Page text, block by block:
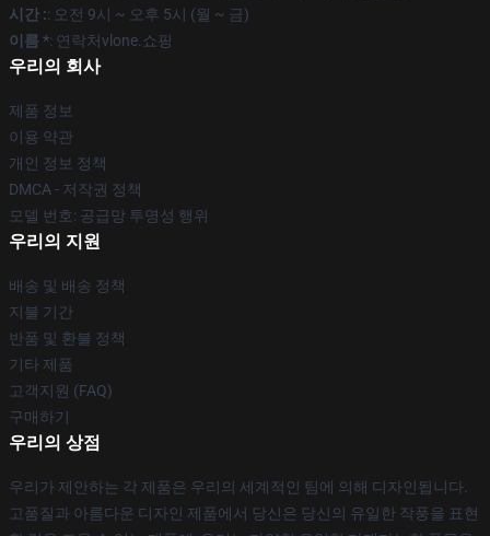
시간 :: 오전 9시 ~ 오후 5시 (월 ~ 금)
이름 *: 연락처vlone.쇼핑
우리의 회사
제품 정보
이용 약관
개인 정보 정책
DMCA - 저작권 정책
모델 번호: 공급망 투명성 행위
우리의 지원
배송 및 배송 정책
지불 기간
반품 및 환불 정책
기타 제품
고객지원 (FAQ)
구매하기
우리의 상점
우리가 제안하는 각 제품은 우리의 세계적인 팀에 의해 디자인됩니다.
고품질과 아름다운 디자인 제품에서 당신은 당신의 유일한 작풍을 표현